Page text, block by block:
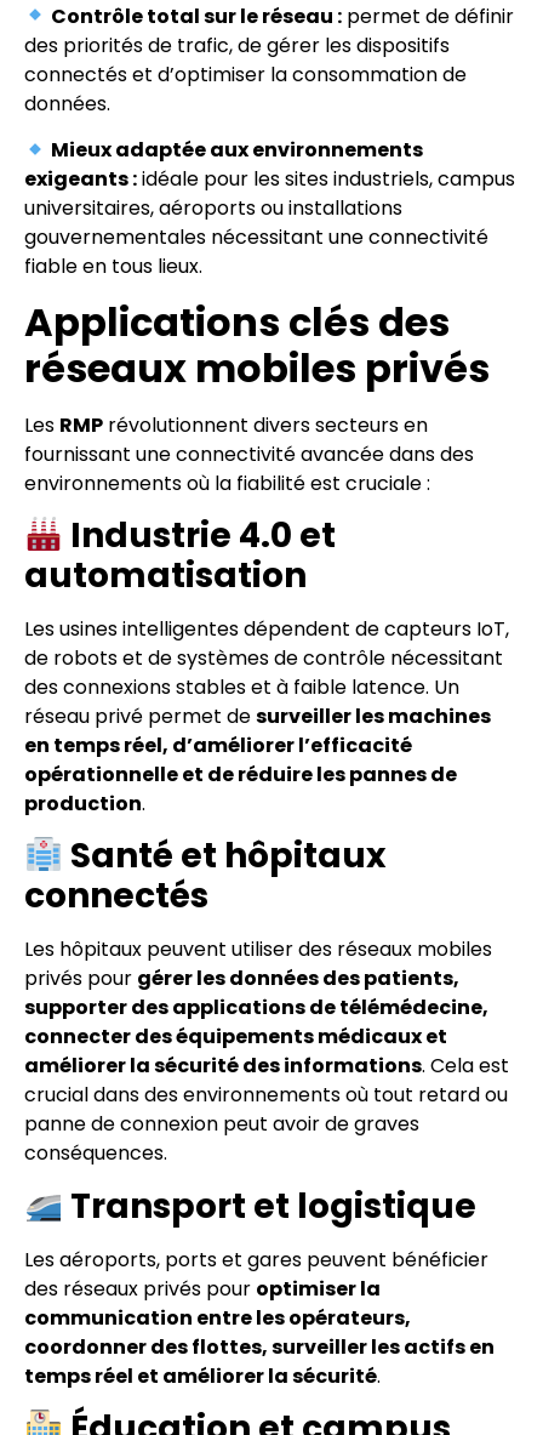
Contrôle total sur le réseau : permet de définir
des priorités de trafic, de gérer les dispositifs
connectés et d’optimiser la consommation de
données.
Mieux adaptée aux environnements
exigeants :idéale pour les sites industriels, campus
universitaires, aéroports ou installations
gouvernementales nécessitant une connectivité
fiable en tous lieux.
Applications clés des
réseaux mobiles privés
Les RMP révolutionnent divers secteurs en
fournissant une connectivité avancée dans des
environnements où la fiabilité est cruciale :
Industrie 4.0 et
automatisation
Les usines intelligentes dépendent de capteurs IoT,
de robots et de systèmes de contrôle nécessitant
des connexions stables et à faible latence. Un
réseau privé permet desurveiller les machines
en temps réel, d’améliorer l’efficacité
opérationnelle et de réduire les pannes de
production.
Santé et hôpitaux
connectés
Les hôpitaux peuvent utiliser des réseaux mobiles
privés pour gérer les données des patients,
supporter des applications de télémédecine,
connecter des équipements médicaux et
améliorer la sécurité des informations. Cela est
crucial dans des environnements où tout retard ou
panne de connexion peut avoir de graves
conséquences.
Transport et logistique
Les aéroports, ports et gares peuvent bénéficier
des réseaux privés pour optimiser la
communication entre les opérateurs,
coordonner des flottes, surveiller les actifs en
temps réel et améliorer la sécurité.